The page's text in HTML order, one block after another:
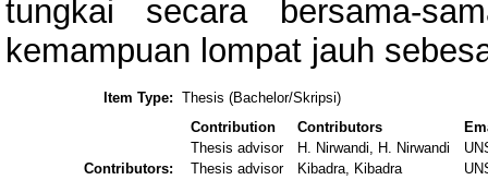
tungkai secara bersama-
kemampuan lompat jauh
Item Type: Thesis (Bachelor/Skripsi)
Contributors:
Contribution Contributors
Thesis advisor
H. Nirwandi, H. Nirwandi
Thesis advisor
Kibadra, Kibadra